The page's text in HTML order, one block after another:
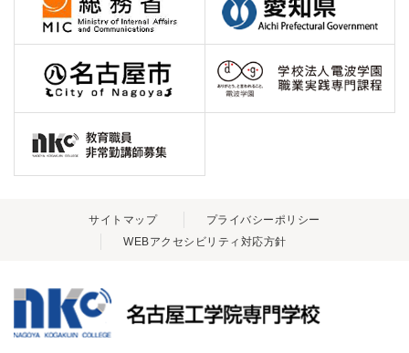
サイトマップ
プライバシーポリシー
WEBアクセシビリティ対応方針